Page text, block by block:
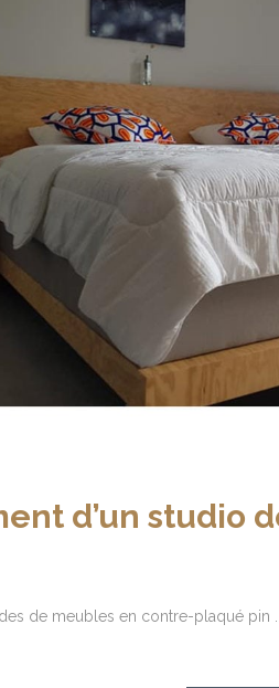
d’un studio
de meubles en contre-plaqué pin